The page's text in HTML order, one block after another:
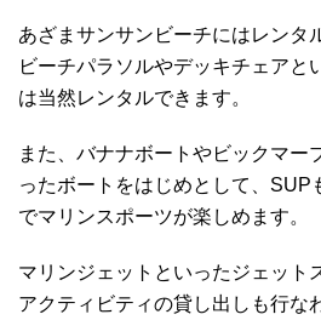
あざまサンサンビーチにはレンタ
ビーチパラソルやデッキチェアと
は当然レンタルできます。
また、バナナボートやビックマー
ったボートをはじめとして、SUP
でマリンスポーツが楽しめます。
マリンジェットといったジェット
アクティビティの貸し出しも行な